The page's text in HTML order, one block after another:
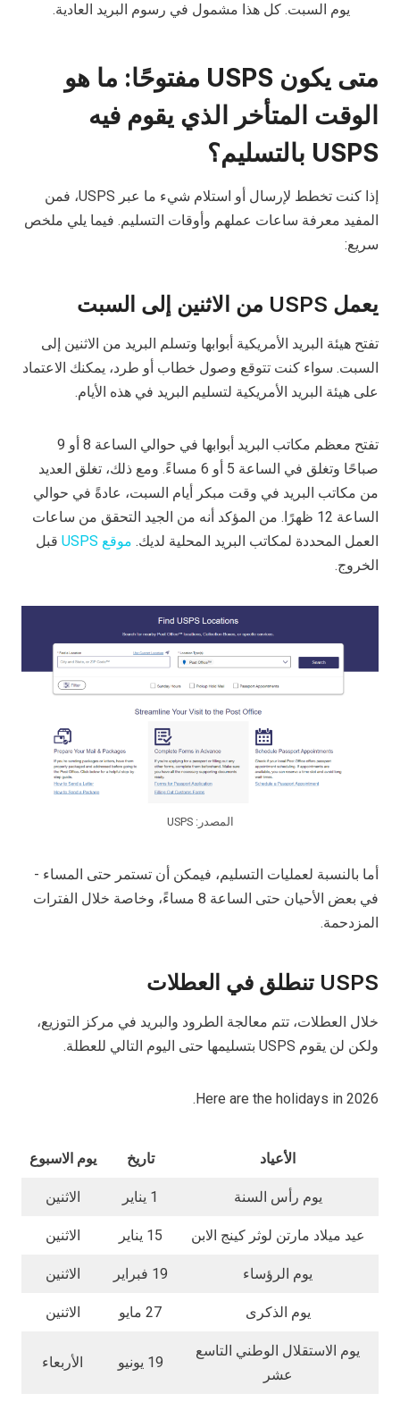
يوم السبت. كل هذا مشمول في رسوم البريد العادية.
متى يكون USPS مفتوحًا: ما هو
الوقت المتأخر الذي يقوم فيه
USPS بالتسليم؟
إذا كنت تخطط لإرسال أو استلام شيء ما عبر USPS، فمن
المفيد معرفة ساعات عملهم وأوقات التسليم. فيما يلي ملخص
سريع:
يعمل USPS من الاثنين إلى السبت
تفتح هيئة البريد الأمريكية أبوابها وتسلم البريد من الاثنين إلى
السبت. سواء كنت تتوقع وصول خطاب أو طرد، يمكنك الاعتماد
على هيئة البريد الأمريكية لتسليم البريد في هذه الأيام.
تفتح معظم مكاتب البريد أبوابها في حوالي الساعة 8 أو 9
صباحًا وتغلق في الساعة 5 أو 6 مساءً. ومع ذلك، تغلق العديد
من مكاتب البريد في وقت مبكر أيام السبت، عادةً في حوالي
الساعة 12 ظهرًا. من المؤكد أنه من الجيد التحقق من ساعات
العمل المحددة لمكاتب البريد المحلية لديك. موقع USPS
قبل
الخروج.
المصدر: USPS
أما بالنسبة لعمليات التسليم، فيمكن أن تستمر حتى المساء -
في بعض الأحيان حتى الساعة 8 مساءً، وخاصة خلال الفترات
المزدحمة.
USPS تنطلق في العطلات
خلال العطلات، تتم معالجة الطرود والبريد في مركز التوزيع،
ولكن لن يقوم USPS بتسليمها حتى اليوم التالي للعطلة.
Here are the holidays in 2026.
الأعياد تاريخ يوم الاسبوع
يوم رأس السنة 1 يناير الاثنين
عيد ميلاد مارتن لوثر كينج الابن 15 يناير الاثنين
يوم الرؤساء 19 فبراير الاثنين
يوم الذكرى 27 مايو الاثنين
يوم الاستقلال الوطني التاسع
عشر
19 يونيو الأربعاء